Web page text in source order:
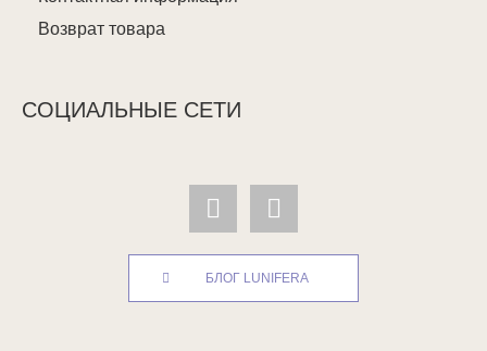
Возврат товара
СОЦИАЛЬНЫЕ СЕТИ
БЛОГ LUNIFERA